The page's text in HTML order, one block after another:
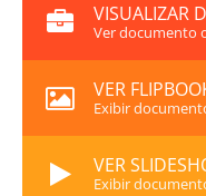
VISUALIZAR
Ver documento
VER
Exibir
VER
Exibir